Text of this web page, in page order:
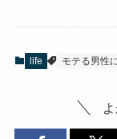
life モテる男性